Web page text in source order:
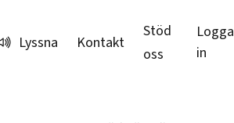
Lyssna Kontakt
Stöd
oss
Logga
in